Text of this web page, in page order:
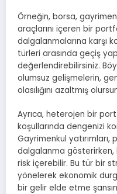
Örneğin, borsa,
araçlarını içeren bir
dalgalanmalarına karşı
türleri arasında geçiş
değerlendirebilirsiniz.
olumsuz gelişmelerin,
olasılığını azaltmış
Ayrıca, heterojen bir
koşullarında dengenizi
Gayrimenkul
dalgalanma gösterirken,
risk içerebilir. Bu tür bir
yönelerek ekonomik
bir gelir elde etme